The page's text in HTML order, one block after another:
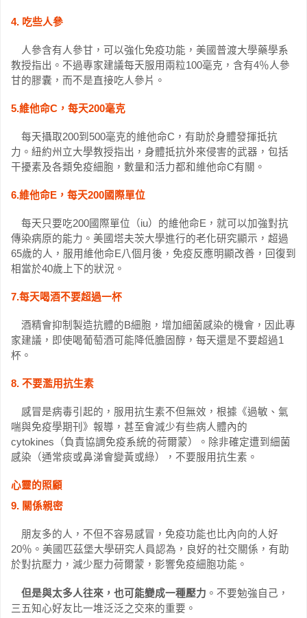
4. 吃些人參
人參含有人參甘，可以強化免疫功能，美國普渡大學藥學系
教授指出。不過專家建議每天服用兩粒100毫克，含有4％人參
甘的膠囊，而不是直接吃人參片。
5.維他命C，每天200毫克
每天攝取200到500毫克的維他命C，有助於身體發揮抵抗
力。紐約州立大學教授指出，身體抵抗外來侵害的武器，包括
干擾素及各類免疫細胞，數量和活力都和維他命C有關。
6.維他命E，每天200國際單位
每天只要吃200國際單位（iu）的維他命E，就可以加強對抗
傳染病原的能力。美國塔夫茨大學進行的老化研究顯示，超過
65歲的人，服用維他命E八個月後，免疫反應明顯改善，回復到
相當於40歲上下的狀況。
7.每天喝酒不要超過一杯
酒精會抑制製造抗體的B細胞，增加細菌感染的機會，因此專
家建議，即使喝葡萄酒可能降低膽固醇，每天還是不要超過1
杯。
8. 不要濫用抗生素
感冒是病毒引起的，服用抗生素不但無效，根據《過敏、氣
喘與免疫學期刊》報導，甚至會減少有些病人體內的
cytokines（負責協調免疫系統的荷爾蒙）。除非確定遭到細菌
感染（通常痰或鼻涕會變黃或綠），不要服用抗生素。
心靈的照顧
9. 關係親密
朋友多的人，不但不容易感冒，免疫功能也比內向的人好
20％。美國匹茲堡大學研究人員認為，良好的社交關係，有助
於對抗壓力，減少壓力荷爾蒙，影響免疫細胞功能。
但是與太多人往來，也可能變成一種壓力 。不要勉強自己，
三五知心好友比一堆泛泛之交來的重要。